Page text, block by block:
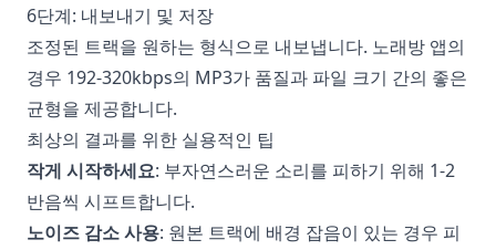
6단계: 내보내기 및 저장
조정된 트랙을 원하는 형식으로 내보냅니다. 노래방 앱의
경우 192-320kbps의 MP3가 품질과 파일 크기 간의 좋은
균형을 제공합니다.
최상의 결과를 위한 실용적인 팁
작게 시작하세요: 부자연스러운 소리를 피하기 위해 1-2
반음씩 시프트합니다.
노이즈 감소 사용: 원본 트랙에 배경 잡음이 있는 경우 피